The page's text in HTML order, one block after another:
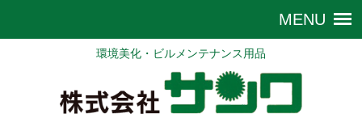
環境美化・ビルメンテナンス用品